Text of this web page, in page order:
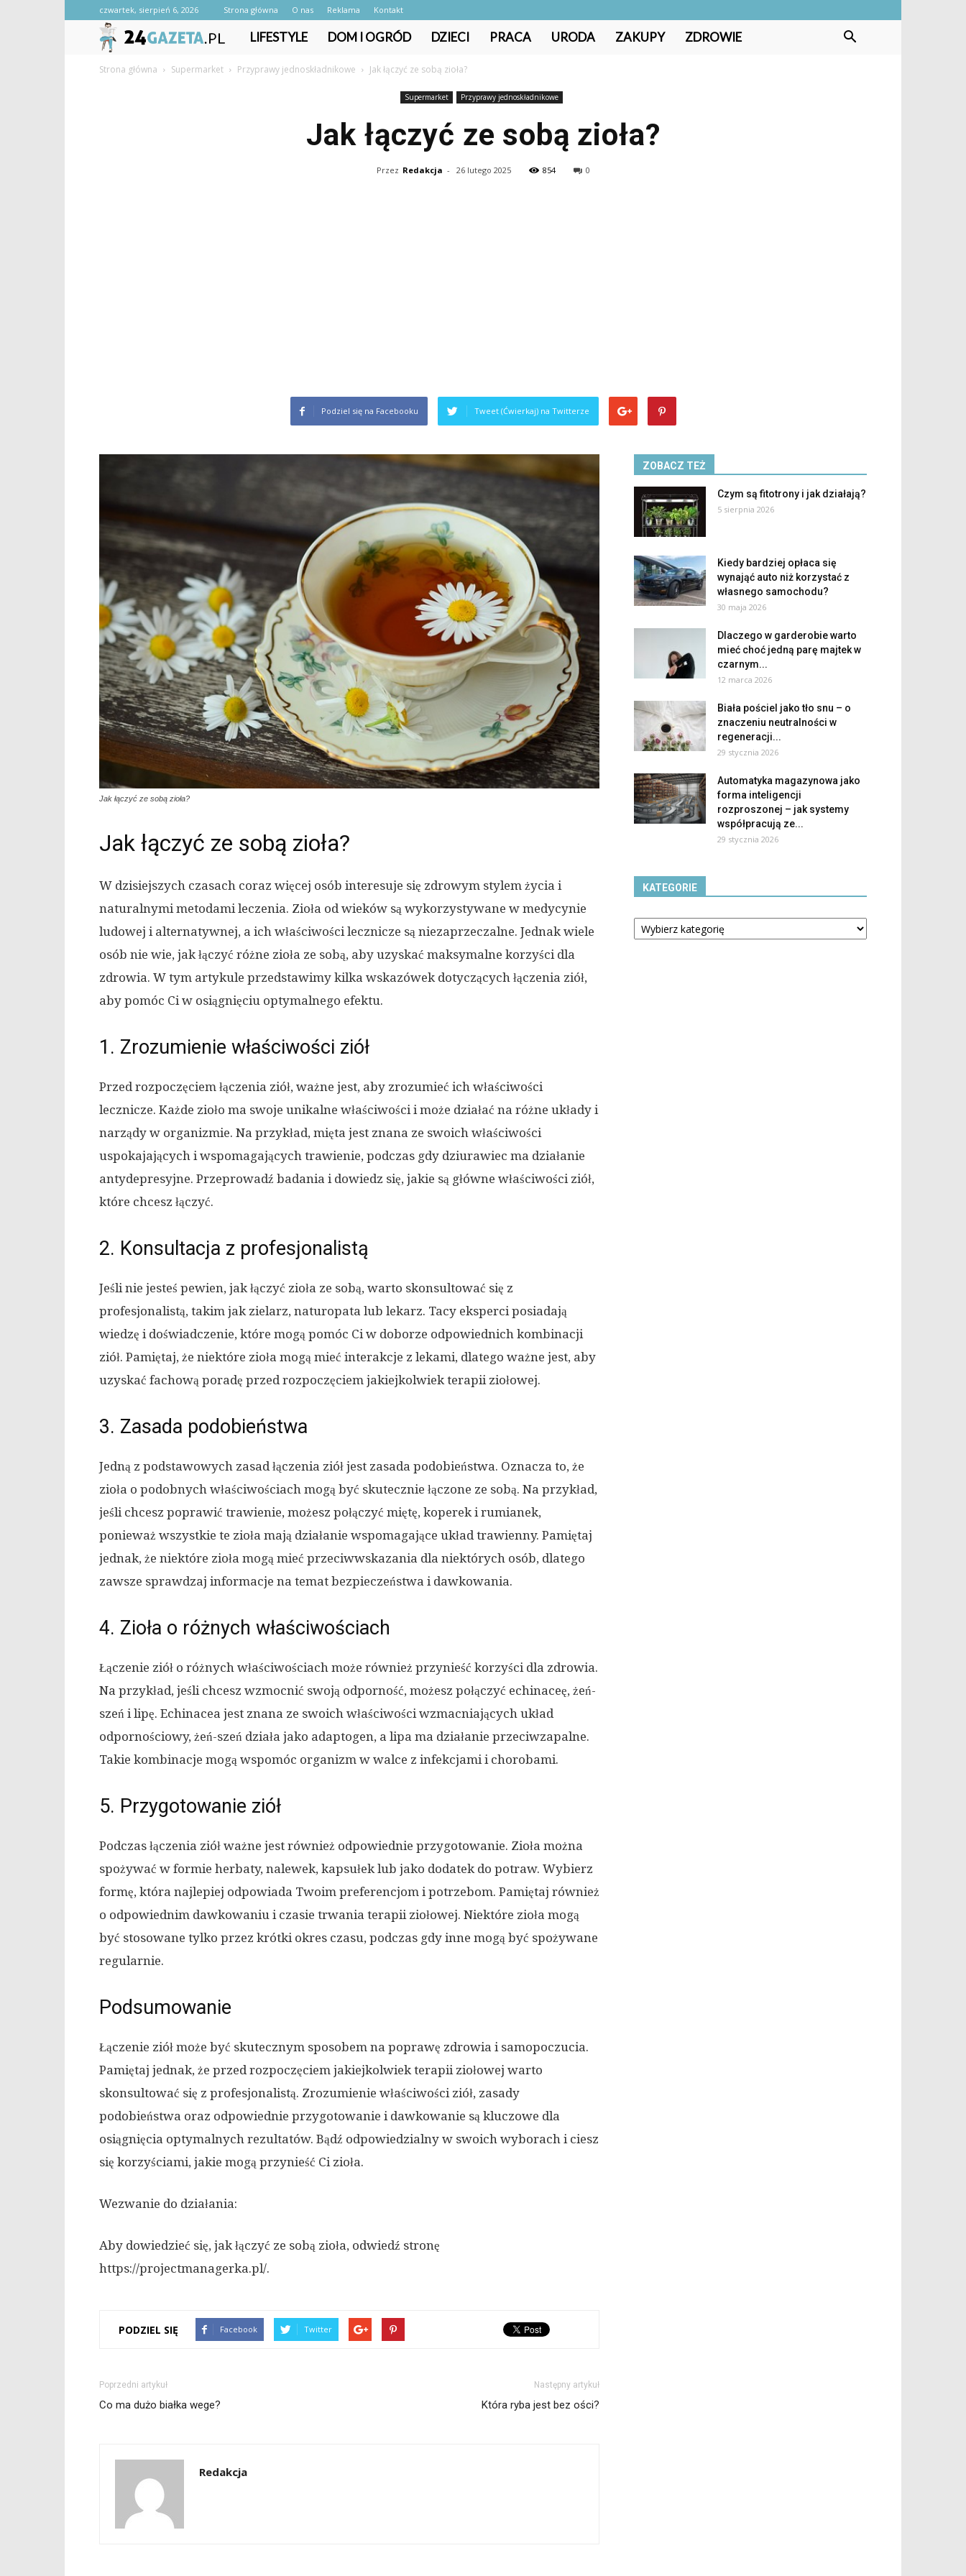
czwartek, sierpień 6, 2026 Strona główna O nas Reklama Kontakt
24gazeta.pl
LIFESTYLE DOM I OGRÓD DZIECI PRACA URODA ZAKUPY ZDROWIE
Strona główna Supermarket Przyprawy jednoskładnikowe Jak łączyć ze sobą zioła?
Supermarket Przyprawy jednoskładnikowe
Jak łączyć ze sobą zioła?
Przez Redakcja - 26 lutego 2025 854 0
Podziel się na Facebooku Tweet (Ćwierkaj) na Twitterze
Jak łączyć ze sobą zioła?
Jak łączyć ze sobą zioła?
W dzisiejszych czasach coraz więcej osób interesuje się zdrowym stylem życia i
naturalnymi metodami leczenia. Zioła od wieków są wykorzystywane w medycynie
ludowej i alternatywnej, a ich właściwości lecznicze są niezaprzeczalne. Jednak wiele
osób nie wie, jak łączyć różne zioła ze sobą, aby uzyskać maksymalne korzyści dla
zdrowia. W tym artykule przedstawimy kilka wskazówek dotyczących łączenia ziół,
aby pomóc Ci w osiągnięciu optymalnego efektu.
1. Zrozumienie właściwości ziół
Przed rozpoczęciem łączenia ziół, ważne jest, aby zrozumieć ich właściwości
lecznicze. Każde zioło ma swoje unikalne właściwości i może działać na różne układy i
narządy w organizmie. Na przykład, mięta jest znana ze swoich właściwości
uspokajających i wspomagających trawienie, podczas gdy dziurawiec ma działanie
antydepresyjne. Przeprowadź badania i dowiedz się, jakie są główne właściwości ziół,
które chcesz łączyć.
2. Konsultacja z profesjonalistą
Jeśli nie jesteś pewien, jak łączyć zioła ze sobą, warto skonsultować się z
profesjonalistą, takim jak zielarz, naturopata lub lekarz. Tacy eksperci posiadają
wiedzę i doświadczenie, które mogą pomóc Ci w doborze odpowiednich kombinacji
ziół. Pamiętaj, że niektóre zioła mogą mieć interakcje z lekami, dlatego ważne jest, aby
uzyskać fachową poradę przed rozpoczęciem jakiejkolwiek terapii ziołowej.
3. Zasada podobieństwa
Jedną z podstawowych zasad łączenia ziół jest zasada podobieństwa. Oznacza to, że
zioła o podobnych właściwościach mogą być skutecznie łączone ze sobą. Na przykład,
jeśli chcesz poprawić trawienie, możesz połączyć miętę, koperek i rumianek,
ponieważ wszystkie te zioła mają działanie wspomagające układ trawienny. Pamiętaj
jednak, że niektóre zioła mogą mieć przeciwwskazania dla niektórych osób, dlatego
zawsze sprawdzaj informacje na temat bezpieczeństwa i dawkowania.
4. Zioła o różnych właściwościach
Łączenie ziół o różnych właściwościach może również przynieść korzyści dla zdrowia.
Na przykład, jeśli chcesz wzmocnić swoją odporność, możesz połączyć echinaceę, żeń-
szeń i lipę. Echinacea jest znana ze swoich właściwości wzmacniających układ
odpornościowy, żeń-szeń działa jako adaptogen, a lipa ma działanie przeciwzapalne.
Takie kombinacje mogą wspomóc organizm w walce z infekcjami i chorobami.
5. Przygotowanie ziół
Podczas łączenia ziół ważne jest również odpowiednie przygotowanie. Zioła można
spożywać w formie herbaty, nalewek, kapsułek lub jako dodatek do potraw. Wybierz
formę, która najlepiej odpowiada Twoim preferencjom i potrzebom. Pamiętaj również
o odpowiednim dawkowaniu i czasie trwania terapii ziołowej. Niektóre zioła mogą
być stosowane tylko przez krótki okres czasu, podczas gdy inne mogą być spożywane
regularnie.
Podsumowanie
Łączenie ziół może być skutecznym sposobem na poprawę zdrowia i samopoczucia.
Pamiętaj jednak, że przed rozpoczęciem jakiejkolwiek terapii ziołowej warto
skonsultować się z profesjonalistą. Zrozumienie właściwości ziół, zasady
podobieństwa oraz odpowiednie przygotowanie i dawkowanie są kluczowe dla
osiągnięcia optymalnych rezultatów. Bądź odpowiedzialny w swoich wyborach i ciesz
się korzyściami, jakie mogą przynieść Ci zioła.
Wezwanie do działania:
Aby dowiedzieć się, jak łączyć ze sobą zioła, odwiedź stronę
https://projectmanagerka.pl/.
PODZIEL SIĘ Facebook Twitter
Poprzedni artykuł
Co ma dużo białka wege?
Następny artykuł
Która ryba jest bez ości?
Redakcja
ZOBACZ TEŻ
Czym są fitotrony i jak działają?
5 sierpnia 2026
Kiedy bardziej opłaca się
wynająć auto niż korzystać z
własnego samochodu?
30 maja 2026
Dlaczego w garderobie warto
mieć choć jedną parę majtek w
czarnym...
12 marca 2026
Biała pościel jako tło snu – o
znaczeniu neutralności w
regeneracji...
29 stycznia 2026
Automatyka magazynowa jako
forma inteligencji
rozproszonej – jak systemy
współpracują ze...
29 stycznia 2026
KATEGORIE
Kategorie